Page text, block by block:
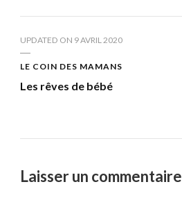
UPDATED ON 9 AVRIL 2020
LE COIN DES MAMANS
Les rêves de bébé
Laisser un commentaire